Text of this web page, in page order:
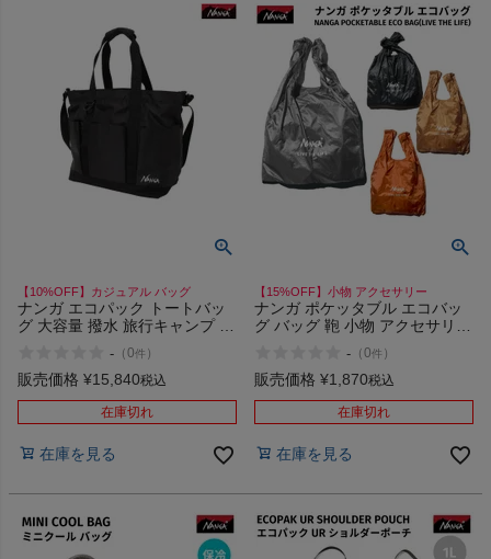
ご利用ガイド
クーポン一覧
商品レビュー
プロテイン・サプリメントまとめ買い
アウトレットセール
スタッフコーディネート
スタッフブログ
【10%OFF】カジュアル バッグ
ナンガ エコパック トートバッ
グ 大容量 撥水 旅行キャンプ 耐
NANGA UR ECOPAK TOTE
BAG
- （0件 ）
販売価格 ¥15,840税込
在庫切れ
在庫を見る
【15%OFF】小物 アクセサリー
ナンガ ポケッタブル エコバッ
グ バッグ 鞄 小物 アクセサリー
クト NANGA POCKETABLE
ECO BAG(LIVE THE LIFE)
- （0件 ）
販売価格 ¥1,870税込
在庫切れ
在庫を見る